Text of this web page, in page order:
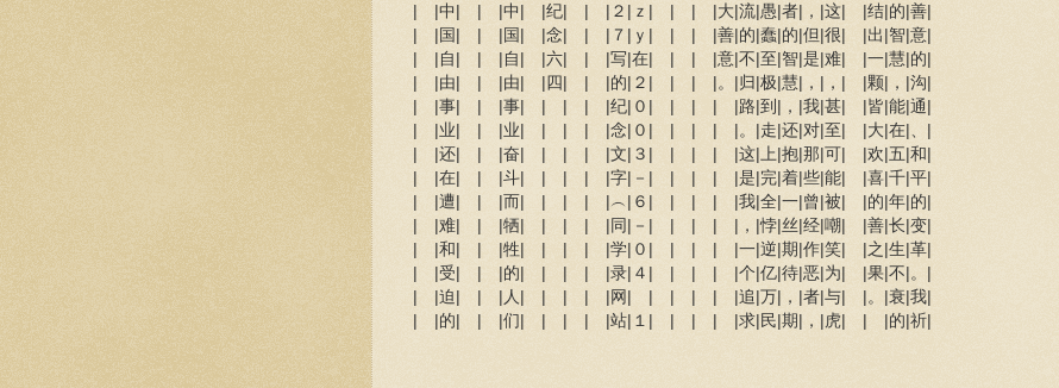
| |中| | |中| |纪| | |２|ｚ| | | |大|流|愚|者|，|这| |结|的|善|
| |国| | |国| |念| | |７|ｙ| | | |善|的|蠢|的|但|很| |出|智|意|
| |自| | |自| |六| | |写|在| | | |意|不|至|智|是|难| |一|慧|的|
| |由| | |由| |四| | |的|２| | | |。|归|极|慧|，|，| |颗|，|沟|
| |事| | |事| | | | |纪|０| | | | |路|到|，|我|甚| |皆|能|通|
| |业| | |业| | | | |念|０| | | | |。|走|还|对|至| |大|在|、|
| |还| | |奋| | | | |文|３| | | | |这|上|抱|那|可| |欢|五|和|
| |在| | |斗| | | | |字|－| | | | |是|完|着|些|能| |喜|千|平|
| |遭| | |而| | | | |︵|６| | | | |我|全|一|曾|被| |的|年|的|
| |难| | |牺| | | | |同|－| | | | |，|悖|丝|经|嘲| |善|长|变|
| |和| | |牲| | | | |学|０| | | | |一|逆|期|作|笑| |之|生|革|
| |受| | |的| | | | |录|４| | | | |个|亿|待|恶|为| |果|不|。|
| |迫| | |人| | | | |网| | | | | |追|万|，|者|与| |。|衰|我|
| |的| | |们| | | | |站|１| | | | |求|民|期|，|虎| | |的|祈|